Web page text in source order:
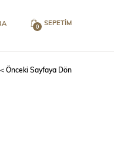
SEPETIM
0
Önceki Sayfaya Dön